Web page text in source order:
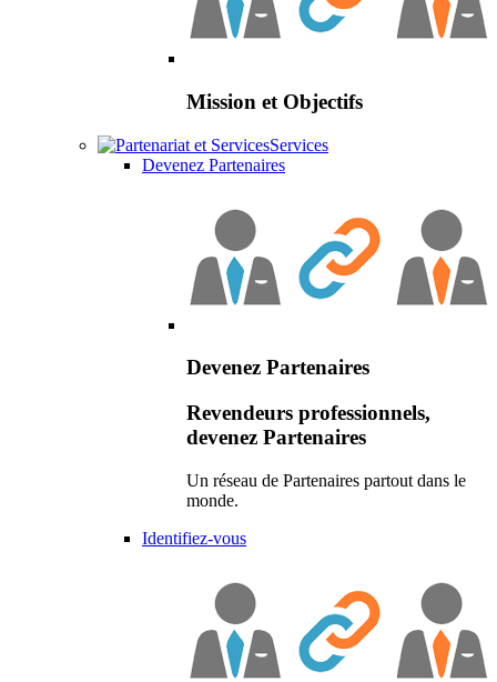
Mission et Objectifs
Services
Devenez Partenaires
Devenez Partenaires
Revendeurs professionnels,
devenez Partenaires
Un réseau de Partenaires partout dans le
monde.
Identifiez-vous